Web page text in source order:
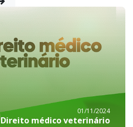
01/11/2024
Direito médico veterinário